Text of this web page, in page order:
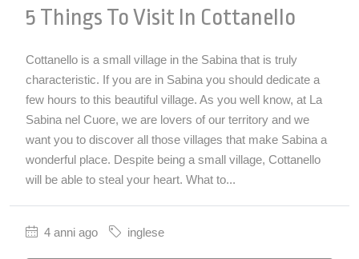
5 Things To Visit In Cottanello
Cottanello is a small village in the Sabina that is truly
characteristic. If you are in Sabina you should dedicate a
few hours to this beautiful village. As you well know, at La
Sabina nel Cuore, we are lovers of our territory and we
want you to discover all those villages that make Sabina a
wonderful place. Despite being a small village, Cottanello
will be able to steal your heart. What to...
4 anni ago inglese